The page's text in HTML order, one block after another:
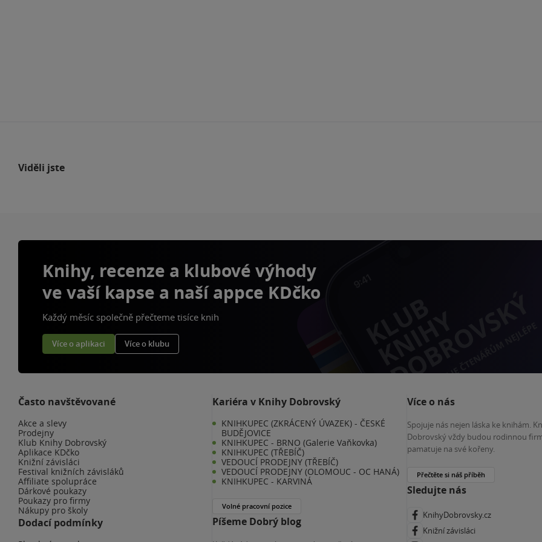
Viděli jste
Knihy, recenze a klubové výhody
ve vaší kapse a naší appce KDčko
Každý měsíc společně přečteme tisíce knih
Více o aplikaci Více o klubu
Často navštěvované
Akce a slevy
Prodejny
Klub Knihy Dobrovský
Aplikace KDčko
Knižní závisláci
Festival knižních závisláků
Affiliate spolupráce
Dárkové poukazy
Poukazy pro firmy
Nákupy pro školy
Dodací podmínky
Kariéra v Knihy Dobrovský
KNIHKUPEC (ZKRÁCENÝ ÚVAZEK) - ČESKÉ
BUDĚJOVICE
KNIHKUPEC - BRNO (Galerie Vaňkovka)
KNIHKUPEC (TŘEBÍČ)
VEDOUCÍ PRODEJNY (TŘEBÍČ)
VEDOUCÍ PRODEJNY (OLOMOUC - OC HANÁ)
KNIHKUPEC - KARVINÁ
Volné pracovní pozice
Píšeme Dobrý blog
Více o nás
Spojuje nás nejen láska ke knihám.
Dobrovský vždy budou rodinnou
pamatuje na své kořeny.
Přečtěte si náš příběh
Sledujte nás
KnihyDobrovsky.cz
Knižní závisláci